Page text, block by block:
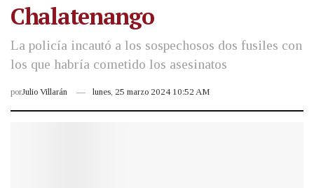
Chalatenango
La policía incautó a los sospechosos dos fusiles con
los que habría cometido los asesinatos
porJulio Villarán lunes, 25 marzo 2024 10:52 AM